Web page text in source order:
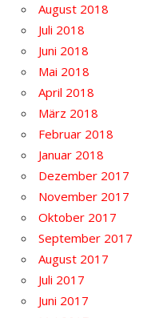
August 2018
Juli 2018
Juni 2018
Mai 2018
April 2018
März 2018
Februar 2018
Januar 2018
Dezember 2017
November 2017
Oktober 2017
September 2017
August 2017
Juli 2017
Juni 2017